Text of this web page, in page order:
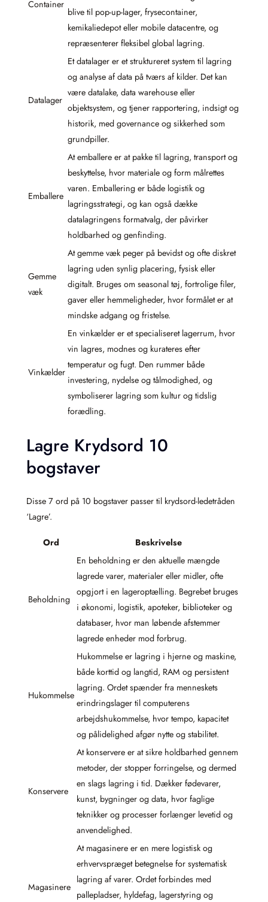
Container
blive til pop-up-lager, frysecontainer,
kemikaliedepot eller mobile datacentre, og
repræsenterer fleksibel global lagring.
Datalager
Et datalager er et struktureret system til lagring
og analyse af data på tværs af kilder. Det kan
være datalake, data warehouse eller
objektsystem, og tjener rapportering, indsigt og
historik, med governance og sikkerhed som
grundpiller.
Emballere
At emballere er at pakke til lagring, transport og
beskyttelse, hvor materiale og form målrettes
varen. Emballering er både logistik og
lagringsstrategi, og kan også dække
datalagringens formatvalg, der påvirker
holdbarhed og genfinding.
Gemme
væk
At gemme væk peger på bevidst og ofte diskret
lagring uden synlig placering, fysisk eller
digitalt. Bruges om seasonal tøj, fortrolige filer,
gaver eller hemmeligheder, hvor formålet er at
mindske adgang og fristelse.
Vinkælder
En vinkælder er et specialiseret lagerrum, hvor
vin lagres, modnes og kurateres efter
temperatur og fugt. Den rummer både
investering, nydelse og tålmodighed, og
symboliserer lagring som kultur og tidslig
forædling.
Lagre Krydsord 10
bogstaver
Disse 7 ord på 10 bogstaver passer til krydsord-ledetråden
‘Lagre’.
Ord Beskrivelse
Beholdning
En beholdning er den aktuelle mængde
lagrede varer, materialer eller midler, ofte
opgjort i en lageroptælling. Begrebet bruges
i økonomi, logistik, apoteker, biblioteker og
databaser, hvor man løbende afstemmer
lagrede enheder mod forbrug.
Hukommelse
Hukommelse er lagring i hjerne og maskine,
både korttid og langtid, RAM og persistent
lagring. Ordet spænder fra menneskets
erindringslager til computerens
arbejdshukommelse, hvor tempo, kapacitet
og pålidelighed afgør nytte og stabilitet.
Konservere
At konservere er at sikre holdbarhed gennem
metoder, der stopper forringelse, og dermed
en slags lagring i tid. Dækker fødevarer,
kunst, bygninger og data, hvor faglige
teknikker og processer forlænger levetid og
anvendelighed.
Magasinere
At magasinere er en mere logistisk og
erhvervspræget betegnelse for systematisk
lagring af varer. Ordet forbindes med
pallepladser, hyldefag, lagerstyring og